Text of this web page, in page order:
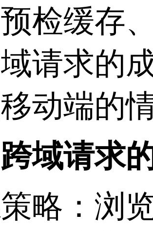
检缓存
请求的
动端的
域请求
略：浏